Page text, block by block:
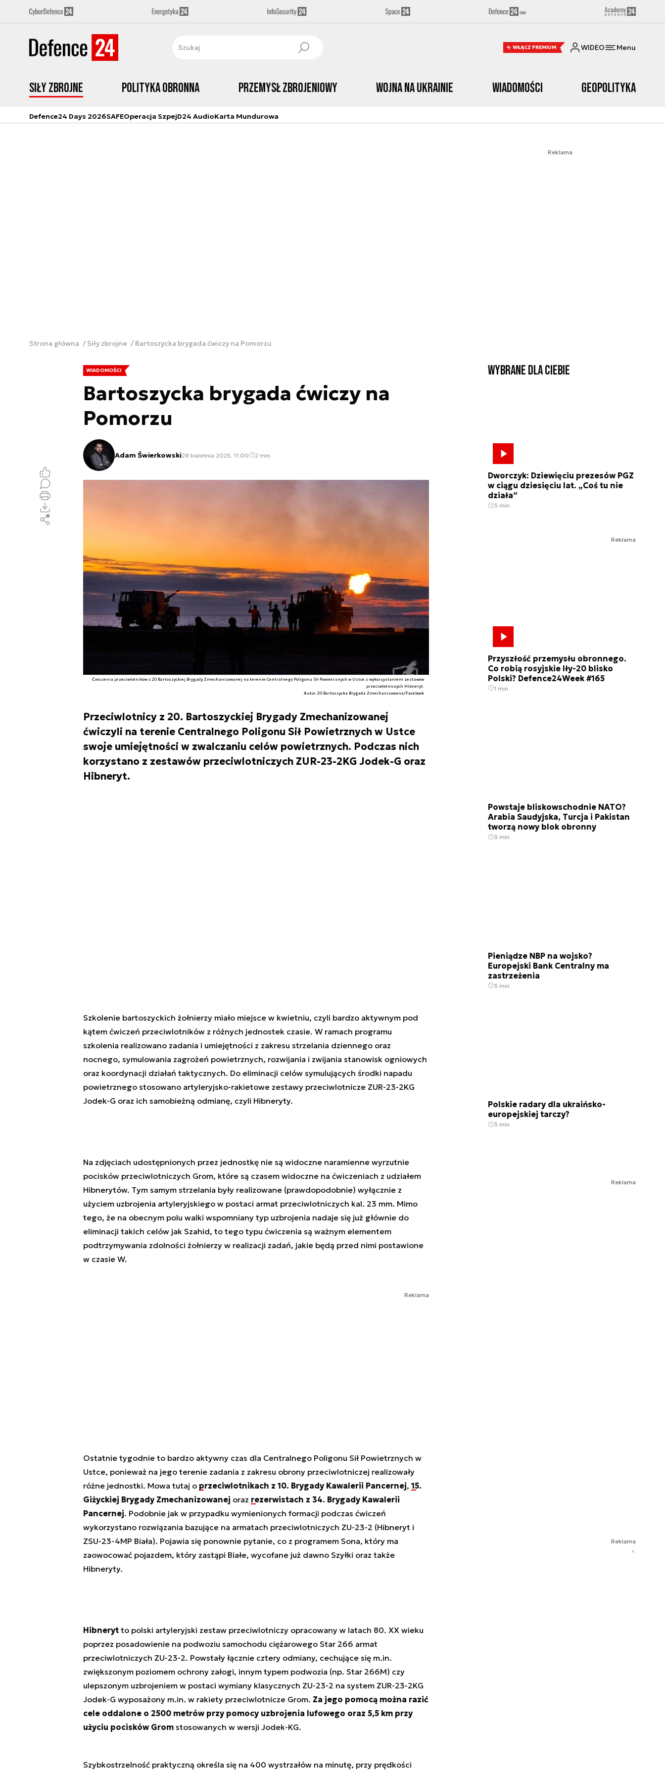
WŁĄCZ PREMIUM WIDEO Menu
Siły zbrojne Polityka obronna Przemysł Zbrojeniowy Wojna na Ukrainie Wiadomości Geopolityka
Defence24 Days 2026SAFEOperacja SzpejD24 AudioKarta Mundurowa
Reklama
Strona główna Siły zbrojne Bartoszycka brygada ćwiczy na Pomorzu
WIADOMOŚCI
Bartoszycka brygada ćwiczy na
Pomorzu
Adam Świerkowski28 kwietnia 2025, 11:00 2 min.
Ćwiczenia przeciwlotników z 20 Bartoszyckiej Brygady Zmechanizowanej na terenie Centralnego Poligonu Sił Powietrznych w Ustce z wykorzystaniem zestawów
przeciwlotniczych Hibneryt.
Autor. 20 Bartoszycka Brygada Zmechanizowana/Facebook
Przeciwlotnicy z 20. Bartoszyckiej Brygady Zmechanizowanej
ćwiczyli na terenie Centralnego Poligonu Sił Powietrznych w Ustce
swoje umiejętności w zwalczaniu celów powietrznych. Podczas nich
korzystano z zestawów przeciwlotniczych ZUR-23-2KG Jodek-G oraz
Hibneryt.
Szkolenie bartoszyckich żołnierzy miało miejsce w kwietniu, czyli bardzo aktywnym pod
kątem ćwiczeń przeciwlotników z różnych jednostek czasie. W ramach programu
szkolenia realizowano zadania i umiejętności z zakresu strzelania dziennego oraz
nocnego, symulowania zagrożeń powietrznych, rozwijania i zwijania stanowisk ogniowych
oraz koordynacji działań taktycznych. Do eliminacji celów symulujących środki napadu
powietrznego stosowano artyleryjsko-rakietowe zestawy przeciwlotnicze ZUR-23-2KG
Jodek-G oraz ich samobieżną odmianę, czyli Hibneryty.
Na zdjęciach udostępnionych przez jednostkę nie są widoczne naramienne wyrzutnie
pocisków przeciwlotniczych Grom, które są czasem widoczne na ćwiczeniach z udziałem
Hibnerytów. Tym samym strzelania były realizowane (prawdopodobnie) wyłącznie z
użyciem uzbrojenia artyleryjskiego w postaci armat przeciwlotniczych kal. 23 mm. Mimo
tego, że na obecnym polu walki wspomniany typ uzbrojenia nadaje się już głównie do
eliminacji takich celów jak Szahid, to tego typu ćwiczenia są ważnym elementem
podtrzymywania zdolności żołnierzy w realizacji zadań, jakie będą przed nimi postawione
w czasie W.
Reklama
Ostatnie tygodnie to bardzo aktywny czas dla Centralnego Poligonu Sił Powietrznych w
Ustce, ponieważ na jego terenie zadania z zakresu obrony przeciwlotniczej realizowały
różne jednostki. Mowa tutaj o przeciwlotnikach z 10. Brygady Kawalerii Pancernej, 15.
Giżyckiej Brygady Zmechanizowanej oraz rezerwistach z 34. Brygady Kawalerii
Pancernej. Podobnie jak w przypadku wymienionych formacji podczas ćwiczeń
wykorzystano rozwiązania bazujące na armatach przeciwlotniczych ZU-23-2 (Hibneryt i
ZSU-23-4MP Biała). Pojawia się ponownie pytanie, co z programem Sona, który ma
zaowocować pojazdem, który zastąpi Białe, wycofane już dawno Szyłki oraz także
Hibneryty.
Hibnerytto polski artyleryjski zestaw przeciwlotniczy opracowany w latach 80. XX wieku
poprzez posadowienie na podwoziu samochodu ciężarowego Star 266 armat
przeciwlotniczych ZU-23-2. Powstały łącznie cztery odmiany, cechujące się m.in.
zwiększonym poziomem ochrony załogi, innym typem podwozia (np. Star 266M) czy
ulepszonym uzbrojeniem w postaci wymiany klasycznych ZU-23-2 na system ZUR-23-2KG
Jodek-G wyposażony m.in. w rakiety przeciwlotnicze Grom. Za jego pomocą można razić
cele oddalone o 2500 metrów przy pomocy uzbrojenia lufowego oraz 5,5 km przy
użyciu pocisków Gromstosowanych w wersji Jodek-KG.
Szybkostrzelność praktyczną określa się na 400 wystrzałów na minutę, przy prędkości
Wybrane dla Ciebie
Dworczyk: Dziewięciu prezesów PGZ
w ciągu dziesięciu lat. „Coś tu nie
działa”
3 min.
Reklama
Przyszłość przemysłu obronnego.
Co robią rosyjskie Iły-20 blisko
Polski? Defence24Week #165
1 min.
Powstaje bliskowschodnie NATO?
Arabia Saudyjska, Turcja i Pakistan
tworzą nowy blok obronny
3 min.
Pieniądze NBP na wojsko?
Europejski Bank Centralny ma
zastrzeżenia
3 min.
Polskie radary dla ukraińsko-
europejskiej tarczy?
3 min.
Reklama
Reklama